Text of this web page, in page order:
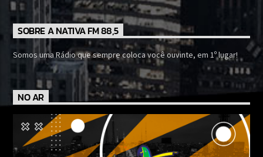
SOBRE A NATIVA FM 88,5
Somos uma Rádio que sempre coloca você ouvinte, em 1º lugar!
NO AR